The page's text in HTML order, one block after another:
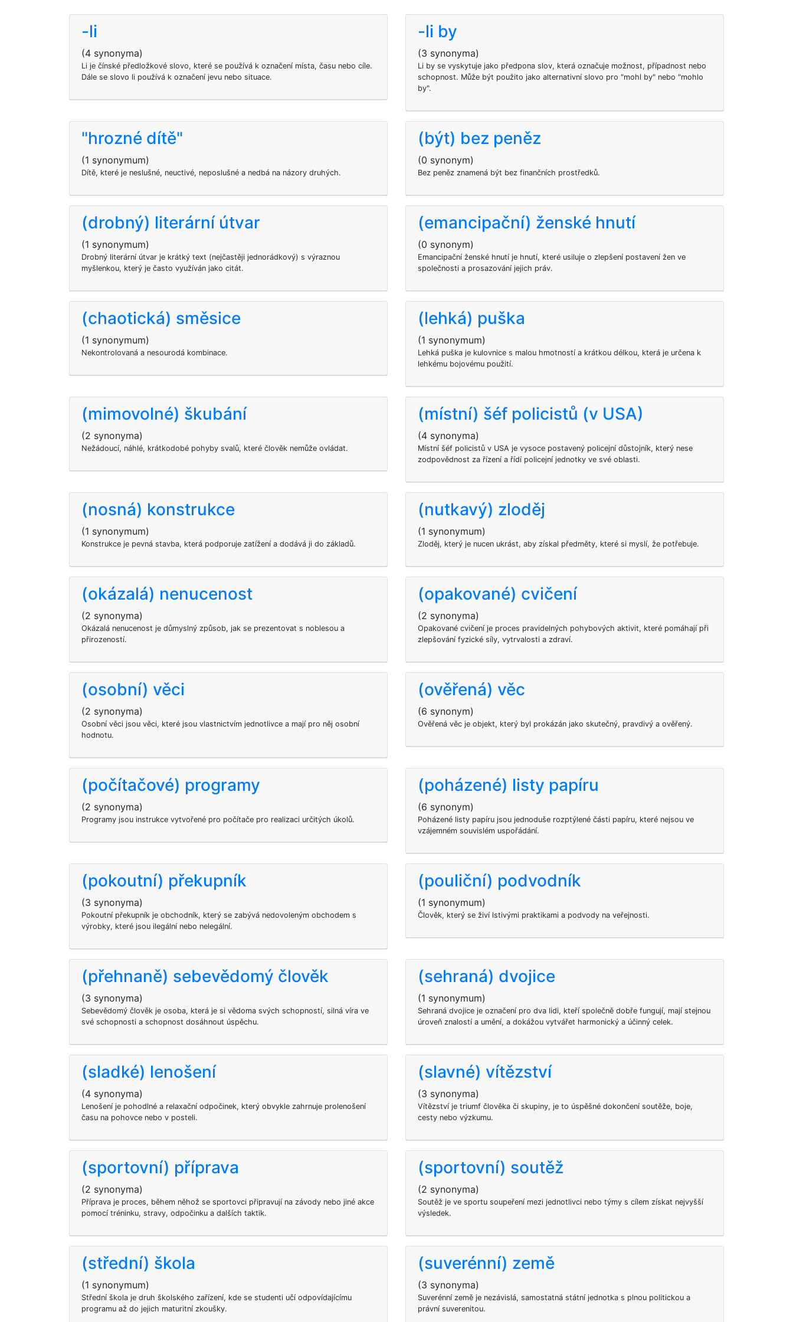
-li
(4 synonyma)
Li je čínské předložkové slovo, které se používá k označení místa, času nebo cíle.
Dále se slovo li používá k označení jevu nebo situace.
-li by
(3 synonyma)
Li by se vyskytuje jako předpona slov, která označuje možnost, případnost nebo
schopnost. Může být použito jako alternativní slovo pro "mohl by" nebo "mohlo
by".
"hrozné dítě"
(1 synonymum)
Dítě, které je neslušné, neuctivé, neposlušné a nedbá na názory druhých.
(být) bez peněz
(0 synonym)
Bez peněz znamená být bez finančních prostředků.
(drobný) literární útvar
(1 synonymum)
Drobný literární útvar je krátký text (nejčastěji jednorádkový) s výraznou
myšlenkou, který je často využíván jako citát.
(emancipační) ženské hnutí
(0 synonym)
Emancipační ženské hnutí je hnutí, které usiluje o zlepšení postavení žen ve
společnosti a prosazování jejich práv.
(chaotická) směsice
(1 synonymum)
Nekontrolovaná a nesourodá kombinace.
(lehká) puška
(1 synonymum)
Lehká puška je kulovnice s malou hmotností a krátkou délkou, která je určena k
lehkému bojovému použití.
(mimovolné) škubání
(2 synonyma)
Nežádoucí, náhlé, krátkodobé pohyby svalů, které člověk nemůže ovládat.
(místní) šéf policistů (v USA)
(4 synonyma)
Místní šéf policistů v USA je vysoce postavený policejní důstojník, který nese
zodpovědnost za řízení a řídí policejní jednotky ve své oblasti.
(nosná) konstrukce
(1 synonymum)
Konstrukce je pevná stavba, která podporuje zatížení a dodává ji do základů.
(nutkavý) zloděj
(1 synonymum)
Zloděj, který je nucen ukrást, aby získal předměty, které si myslí, že potřebuje.
(okázalá) nenucenost
(2 synonyma)
Okázalá nenucenost je důmyslný způsob, jak se prezentovat s noblesou a
přirozeností.
(opakované) cvičení
(2 synonyma)
Opakované cvičení je proces pravidelných pohybových aktivit, které pomáhají při
zlepšování fyzické síly, vytrvalosti a zdraví.
(osobní) věci
(2 synonyma)
Osobní věci jsou věci, které jsou vlastnictvím jednotlivce a mají pro něj osobní
hodnotu.
(ověřená) věc
(6 synonym)
Ověřená věc je objekt, který byl prokázán jako skutečný, pravdivý a ověřený.
(počítačové) programy
(2 synonyma)
Programy jsou instrukce vytvořené pro počítače pro realizaci určitých úkolů.
(poházené) listy papíru
(6 synonym)
Poházené listy papíru jsou jednoduše rozptýlené části papíru, které nejsou ve
vzájemném souvislém uspořádání.
(pokoutní) překupník
(3 synonyma)
Pokoutní překupník je obchodník, který se zabývá nedovoleným obchodem s
výrobky, které jsou ilegální nebo nelegální.
(pouliční) podvodník
(1 synonymum)
Člověk, který se živí lstivými praktikami a podvody na veřejnosti.
(přehnaně) sebevědomý člověk
(3 synonyma)
Sebevědomý člověk je osoba, která je si vědoma svých schopností, silná víra ve
své schopnosti a schopnost dosáhnout úspěchu.
(sehraná) dvojice
(1 synonymum)
Sehraná dvojice je označení pro dva lidi, kteří společně dobře fungují, mají stejnou
úroveň znalostí a umění, a dokážou vytvářet harmonický a účinný celek.
(sladké) lenošení
(4 synonyma)
Lenošení je pohodlné a relaxační odpočinek, který obvykle zahrnuje prolenošení
času na pohovce nebo v posteli.
(slavné) vítězství
(3 synonyma)
Vítězství je triumf člověka či skupiny, je to úspěšné dokončení soutěže, boje,
cesty nebo výzkumu.
(sportovní) příprava
(2 synonyma)
Příprava je proces, během něhož se sportovci připravují na závody nebo jiné akce
pomocí tréninku, stravy, odpočinku a dalších taktik.
(sportovní) soutěž
(2 synonyma)
Soutěž je ve sportu soupeření mezi jednotlivci nebo týmy s cílem získat nejvyšší
výsledek.
(střední) škola
(1 synonymum)
Střední škola je druh školského zařízení, kde se studenti učí odpovídajícímu
programu až do jejich maturitní zkoušky.
(suverénní) země
(3 synonyma)
Suverénní země je nezávislá, samostatná státní jednotka s plnou politickou a
právní suverenitou.